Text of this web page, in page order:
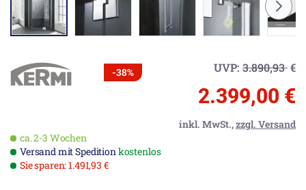
-38% UVP: 3.890,93€
2.399,00 €
inkl. MwSt.,zzgl. Versand
ca. 2-3 Wochen
Versand mit Speditionkostenlos
Sie sparen: 1.491,93 €